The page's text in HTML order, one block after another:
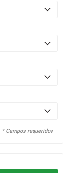
* Campos requeridos